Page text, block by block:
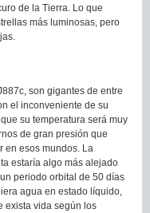
de la Tierra. Lo que
más luminosas, pero
son gigantes de entre
el inconveniente de su
su temperatura será muy
de gran presión que
en esos mundos. La
estaría algo más alejado
periodo orbital de 50 días
agua en estado líquido,
exista vida según los